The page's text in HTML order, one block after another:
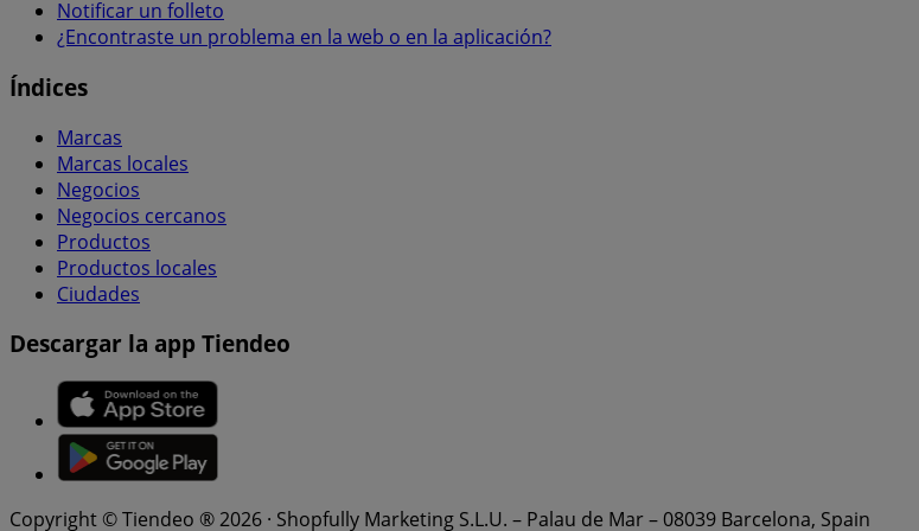
Notificar un folleto
¿Encontraste un problema en la web o en la aplicación?
Índices
Marcas
Marcas locales
Negocios
Negocios cercanos
Productos
Productos locales
Ciudades
Descargar la app Tiendeo
Copyright © Tiendeo ® 2026 · Shopfully Marketing S.L.U. – Palau de Mar – 08039 Barcelona, Spain